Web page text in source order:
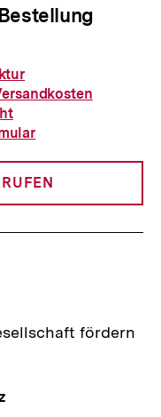
fördern